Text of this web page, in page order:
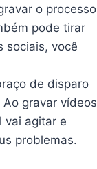
o processo
pode tirar
sociais, você
de disparo
gravar vídeos
vai agitar e
problemas.